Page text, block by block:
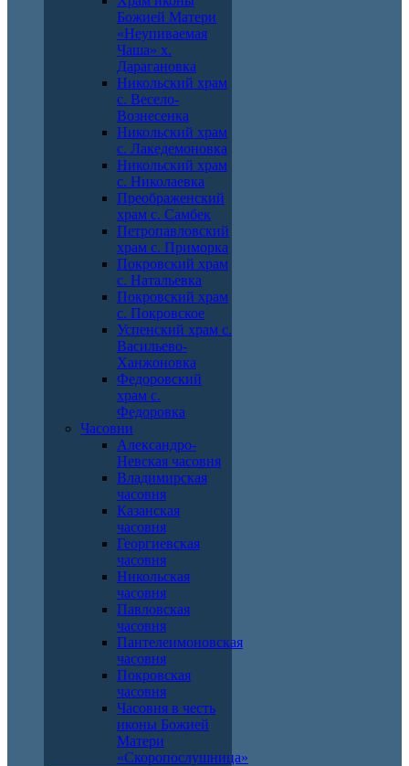
Божией Матери
«Неупиваемая
Чаша» х.
Дарагановка
Никольский храм
с. Весело-
Вознесенка
Никольский храм
с. Лакедемоновка
Никольский храм
с. Николаевка
Преображенский
храм с. Самбек
Петропавловский
храм с. Приморка
Покровский храм
с. Натальевка
Покровский храм
с. Покровское
Успенский храм с.
Васильево-
Ханжоновка
Федоровский
храм с.
Федоровка
Часовни
Александро-
Невская часовня
Владимирская
часовня
Казанская
часовня
Георгиевская
часовня
Никольская
часовня
Павловская
часовня
Пантелеимоновская
часовня
Покровская
часовня
Часовня в честь
иконы Божией
Матери
«Скоропослушница»